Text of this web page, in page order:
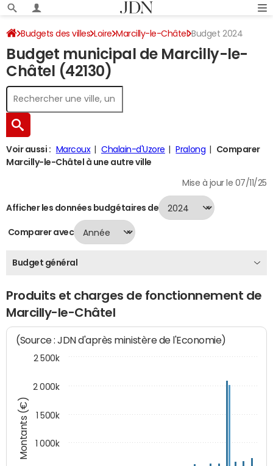
Budgets des villes Loire Marcilly-le-Châtel Budget 2024
Budget municipal de Marcilly-le-
Châtel (42130)
Voir aussi : Marcoux Chalain-d'Uzore Pralong
Comparer
Marcilly-le-Châtel à une autre ville
Mise à jour le 07/11/25
Afficher les données budgétaires de
Comparer avec
Budget général
Produits et charges de fonctionnement de
Marcilly-le-Châtel
Montants (€)
(Source : JDN d'après ministère de l'Economie)
1 000k
1 500k
2 000k
2 500k